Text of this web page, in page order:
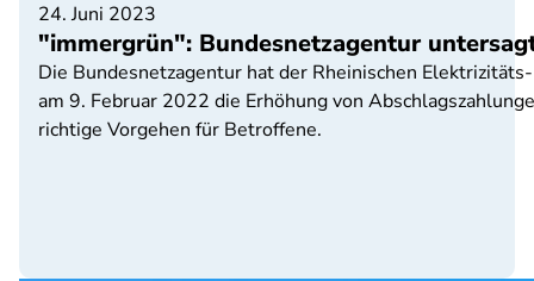
24. Juni 2023
"immergrün": Bundesnetzagentur
Die Bundesnetzagentur hat der Rheinischen
am 9. Februar 2022 die Erhöhung von
richtige Vorgehen für Betroffene.